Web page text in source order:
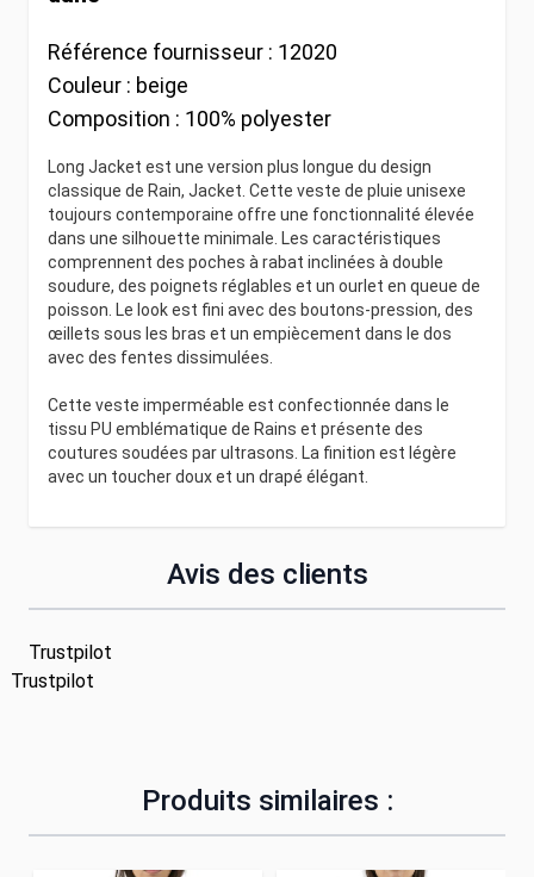
Référence fournisseur : 12020
Couleur : beige
Composition : 100% polyester
Long Jacket est une version plus longue du design
classique de Rain, Jacket. Cette veste de pluie unisexe
toujours contemporaine offre une fonctionnalité élevée
dans une silhouette minimale. Les caractéristiques
comprennent des poches à rabat inclinées à double
soudure, des poignets réglables et un ourlet en queue de
poisson. Le look est fini avec des boutons-pression, des
œillets sous les bras et un empiècement dans le dos
avec des fentes dissimulées.
Cette veste imperméable est confectionnée dans le
tissu PU emblématique de Rains et présente des
coutures soudées par ultrasons. La finition est légère
avec un toucher doux et un drapé élégant.
Avis des clients
Trustpilot
Trustpilot
Produits similaires :